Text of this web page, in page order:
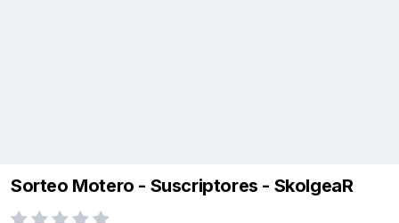
Sorteo Motero - Suscriptores - SkolgeaR